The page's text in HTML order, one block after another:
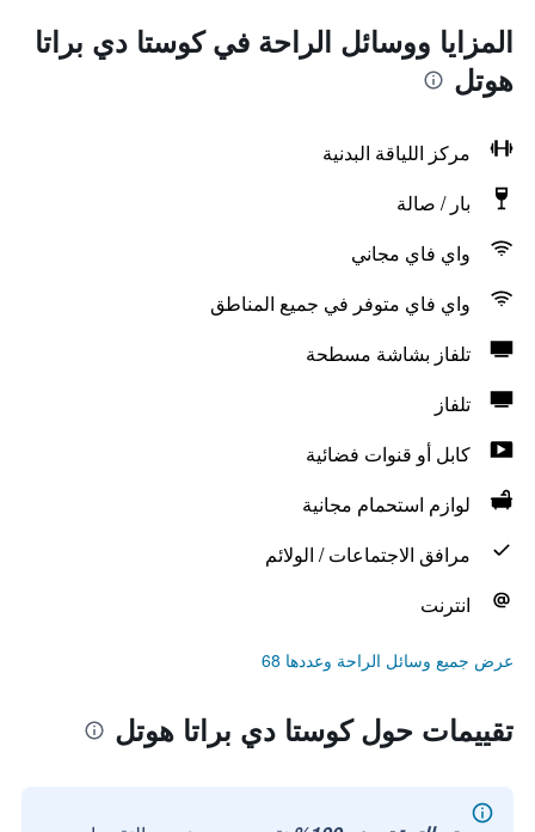
المزايا ووسائل الراحة في كوستا دي براتا
هوتل
مركز اللياقة البدنية
بار / صالة
واي فاي مجاني
واي فاي متوفر في جميع المناطق
تلفاز بشاشة مسطحة
تلفاز
كابل أو قنوات فضائية
لوازم استحمام مجانية
مرافق الاجتماعات / الولائم
انترنت
عرض جميع وسائل الراحة وعددها 68
تقييمات حول كوستا دي براتا هوتل